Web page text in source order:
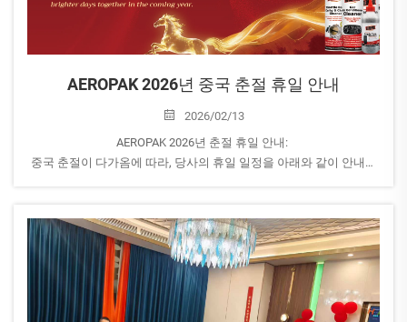
AEROPAK 2026년 중국 춘절 휴일 안내
2026/02/13
AEROPAK 2026년 춘절 휴일 안내:
중국 춘절이 다가옴에 따라, 당사의 휴일 일정을 아래와 같이 안내드